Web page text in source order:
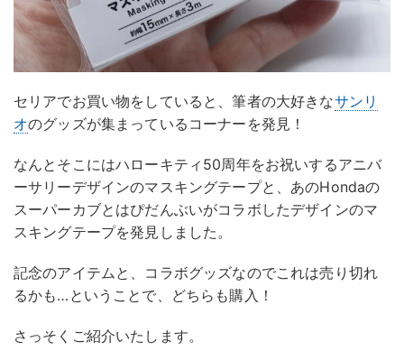
セリアでお買い物をしていると、筆者の大好きなサンリ
オのグッズが集まっているコーナーを発見！
なんとそこにはハローキティ50周年をお祝いするアニバ
ーサリーデザインのマスキングテープと、あのHondaの
スーパーカブとはぴだんぶいがコラボしたデザインのマ
スキングテープを発見しました。
記念のアイテムと、コラボグッズなのでこれは売り切れ
るかも…ということで、どちらも購入！
さっそくご紹介いたします。